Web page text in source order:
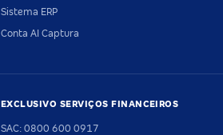
Sistema ERP
Conta AI Captura
EXCLUSIVO SERVIÇOS FINANCEIROS
SAC: 0800 600 0917